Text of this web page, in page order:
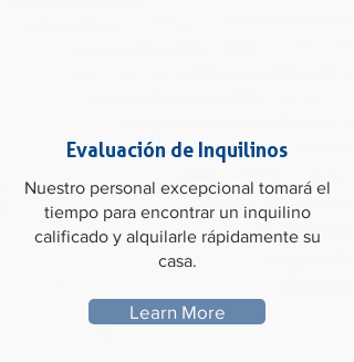
Evaluación de Inquilinos
Nuestro personal excepcional tomará el
tiempo para encontrar un inquilino
calificado y alquilarle rápidamente su
casa.
Learn More